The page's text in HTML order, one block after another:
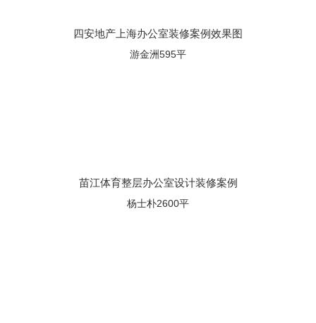
四安地产上海办公室装修案例效果图
游金洲595平
苗江体育整层办公室设计装修案例
杨士朴2600平